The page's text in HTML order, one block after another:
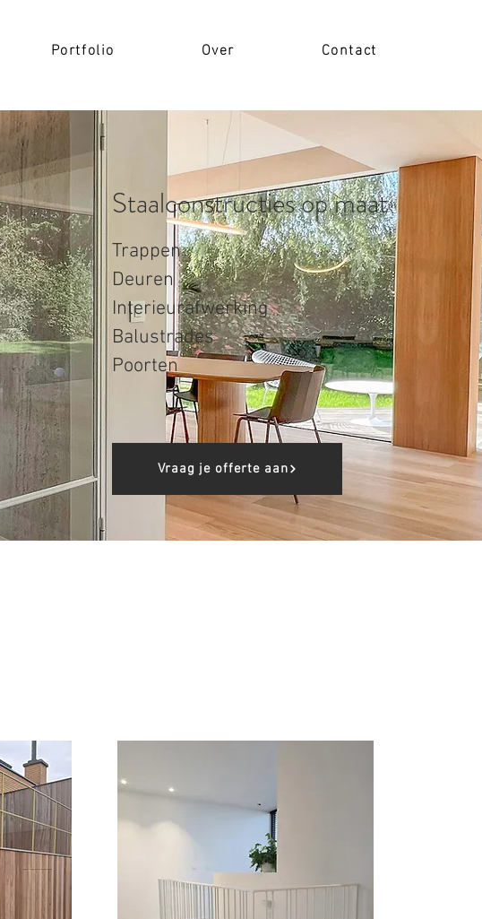
Portfolio Over Contact
Staalconstructies op maat
Trappen
Deuren
Interieurafwerking
Balustrades
Poorten
Vraag je offerte aan